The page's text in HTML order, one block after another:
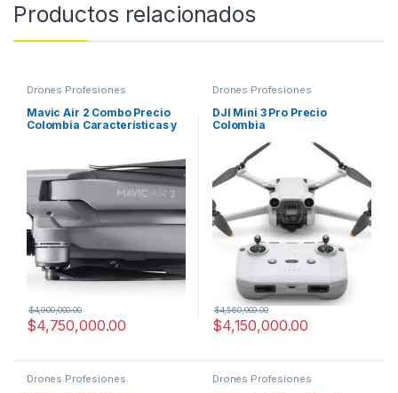
Productos relacionados
Drones Profesiones
Mavic Air 2 Combo Precio
Colombia Características y
$4,750,000.00
$4,900,000.00
Drones Profesiones
DJI Mini 3 Pro Precio
Colombia
$4,150,000.00
$4,560,000.00
Drones Profesiones Drones Profesiones